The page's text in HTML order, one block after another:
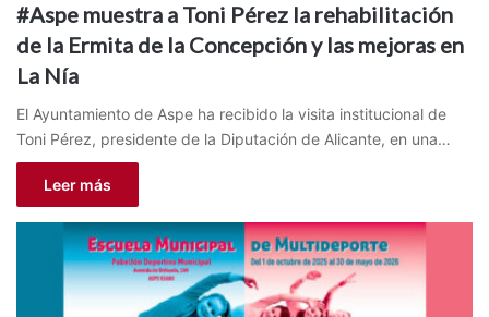
#Aspe muestra a Toni Pérez la rehabilitación
de la Ermita de la Concepción y las mejoras en
La Nía
El Ayuntamiento de Aspe ha recibido la visita institucional de
Toni Pérez, presidente de la Diputación de Alicante, en una…
Leer más